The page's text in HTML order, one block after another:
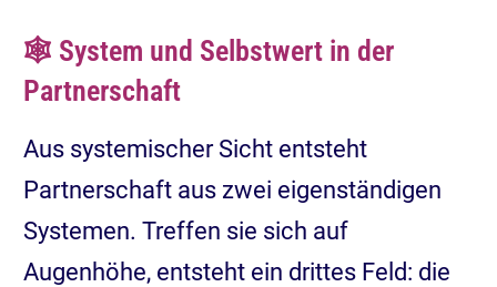
🕸️ System und Selbstwert in der
Partnerschaft
Aus systemischer Sicht entsteht
Partnerschaft aus zwei eigenständigen
Systemen. Treffen sie sich auf
Augenhöhe, entsteht ein drittes Feld: die